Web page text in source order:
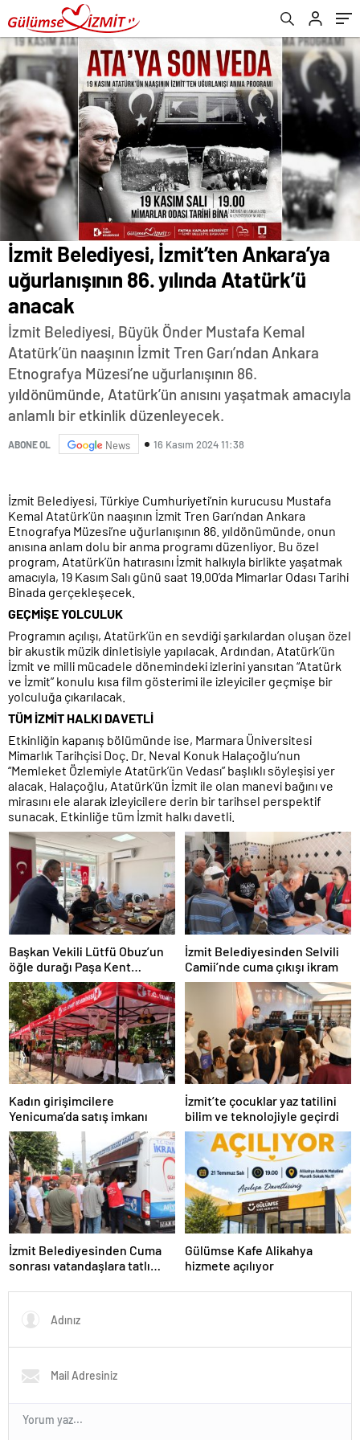
İzmit Belediyesi, İzmit’ten Ankara’ya
uğurlanışının 86. yılında Atatürk’ü
anacak
İzmit Belediyesi, Büyük Önder Mustafa Kemal
Atatürk’ün naaşının İzmit Tren Garı’ndan Ankara
Etnografya Müzesi’ne uğurlanışının 86.
yıldönümünde, Atatürk’ün anısını yaşatmak amacıyla
anlamlı bir etkinlik düzenleyecek.
ABONE OL News 16 Kasım 2024 11:38
İzmit Belediyesi, Türkiye Cumhuriyeti’nin kurucusu Mustafa
Kemal Atatürk’ün naaşının İzmit Tren Garı’ndan Ankara
Etnografya Müzesi’ne uğurlanışının 86. yıldönümünde, onun
anısına anlam dolu bir anma programı düzenliyor. Bu özel
program, Atatürk’ün hatırasını İzmit halkıyla birlikte yaşatmak
amacıyla, 19 Kasım Salı günü saat 19.00’da Mimarlar Odası Tarihi
Binada gerçekleşecek.
GEÇMİŞE YOLCULUK
Programın açılışı, Atatürk’ün en sevdiği şarkılardan oluşan özel
bir akustik müzik dinletisiyle yapılacak. Ardından, Atatürk’ün
İzmit ve milli mücadele dönemindeki izlerini yansıtan “Atatürk
ve İzmit” konulu kısa film gösterimi ile izleyiciler geçmişe bir
yolculuğa çıkarılacak.
TÜM İZMİT HALKI DAVETLİ
Etkinliğin kapanış bölümünde ise, Marmara Üniversitesi
Mimarlık Tarihçisi Doç. Dr. Neval Konuk Halaçoğlu’nun
“Memleket Özlemiyle Atatürk’ün Vedası” başlıklı söyleşisi yer
alacak. Halaçoğlu, Atatürk’ün İzmit ile olan manevi bağını ve
mirasını ele alarak izleyicilere derin bir tarihsel perspektif
sunacak. Etkinliğe tüm İzmit halkı davetli.
Başkan Vekili Lütfü Obuz’un
öğle durağı Paşa Kent
Lokantası oldu
İzmit Belediyesinden Selvili
Camii’nde cuma çıkışı ikram
Kadın girişimcilere
Yenicuma’da satış imkanı
İzmit’te çocuklar yaz tatilini
bilim ve teknolojiyle geçirdi
İzmit Belediyesinden Cuma
sonrası vatandaşlara tatlı
Gülümse Kafe Alikahya
hizmete açılıyor